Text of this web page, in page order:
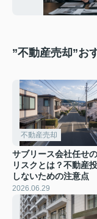
”不動産売却”お
不動産売却
サブリース会社任せ
リスクとは？不動産
しないための注意点
2026.06.29